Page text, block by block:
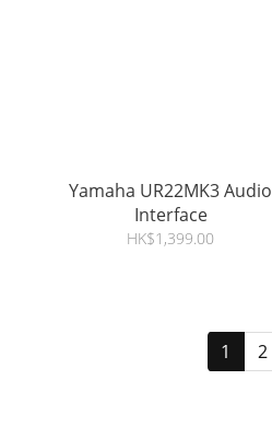
Yamaha UR22MK3 Audio
Interface
HK$1,399.00
1 2